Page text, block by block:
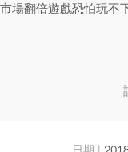
場翻倍遊戲恐怕玩不下